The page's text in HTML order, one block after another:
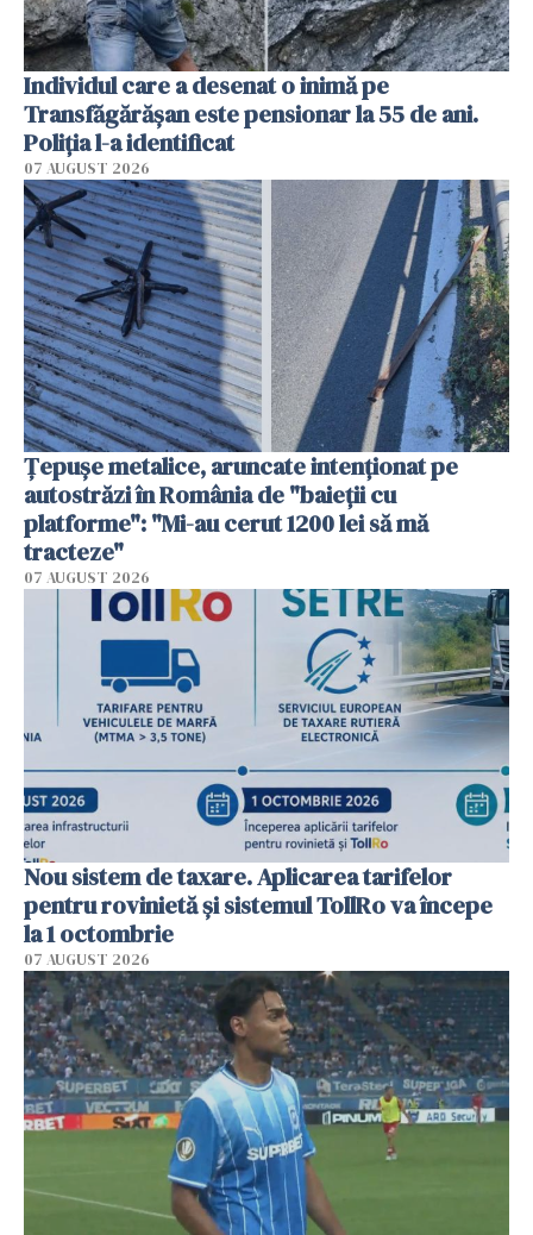
Individul care a desenat o inimă pe
Transfăgărășan este pensionar la 55 de ani.
Poliția l-a identificat
07 AUGUST 2026
Țepușe metalice, aruncate intenționat pe
autostrăzi în România de "baieții cu
platforme": "Mi-au cerut 1200 lei să mă
tracteze"
07 AUGUST 2026
Nou sistem de taxare. Aplicarea tarifelor
pentru rovinietă şi sistemul TollRo va începe
la 1 octombrie
07 AUGUST 2026